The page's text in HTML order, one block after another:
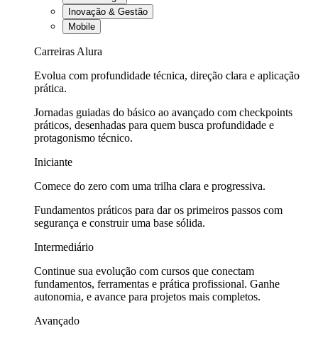
Inovação & Gestão
Mobile
Carreiras Alura
Evolua com profundidade técnica, direção clara e aplicação
prática.
Jornadas guiadas do básico ao avançado com checkpoints
práticos, desenhadas para quem busca profundidade e
protagonismo técnico.
Iniciante
Comece do zero com uma trilha clara e progressiva.
Fundamentos práticos para dar os primeiros passos com
segurança e construir uma base sólida.
Intermediário
Continue sua evolução com cursos que conectam
fundamentos, ferramentas e prática profissional. Ganhe
autonomia, e avance para projetos mais completos.
Avançado